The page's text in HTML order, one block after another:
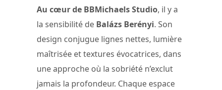
Au cœur de BBMichaels Studio, il y a
la sensibilité de Balázs Berényi. Son
design conjugue lignes nettes, lumière
maîtrisée et textures évocatrices, dans
une approche où la sobriété n’exclut
jamais la profondeur. Chaque espace